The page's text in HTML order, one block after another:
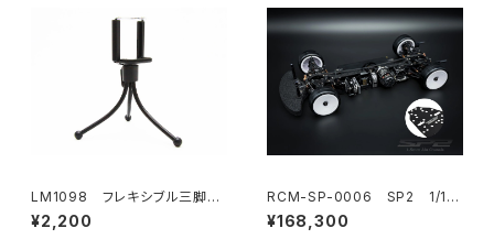
LM1098 フレキシブル三脚
（ホルダー付き）
¥2,200
RCM-SP-0006 SP2 1/10
電動オンロードツーリングカ
ー 1.5mmアルミシャーシ仕様
¥168,300